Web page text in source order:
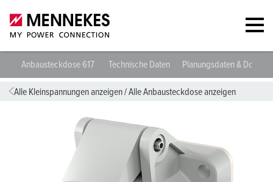
Anbausteckdose 617 Technische Daten Planungsdaten &
Alle Kleinspannungen anzeigen/Alle Anbausteckdose anzeigen